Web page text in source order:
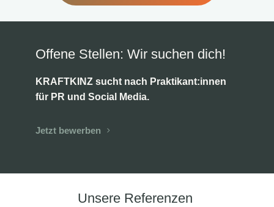
Offene Stellen: Wir suchen dich!
KRAFTKINZ sucht nach Praktikant:innen
für PR und Social Media.
Jetzt bewerben
Unsere Referenzen